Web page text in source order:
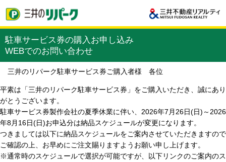
駐車サービス券の購入お申し込み
WEBでのお問い合わせ
三井のリパーク駐車サービス券ご購入者様 各位
平素は「三井のリパーク駐車サービス券」をご購入いただき、誠にあり
がとうございます。
駐車サービス券製作会社の夏季休業に伴い、2026年7月26日(日)～2026
年8月16日(日)お申込分は納品スケジュールが変更になります。
つきましては以下に納品スケジュールをご案内させていただきますので
ご確認の上、お早めにご注文賜りますようお願い申し上げます。
※通常時のスケジュールで選択が可能ですが、以下リンクのご案内のス